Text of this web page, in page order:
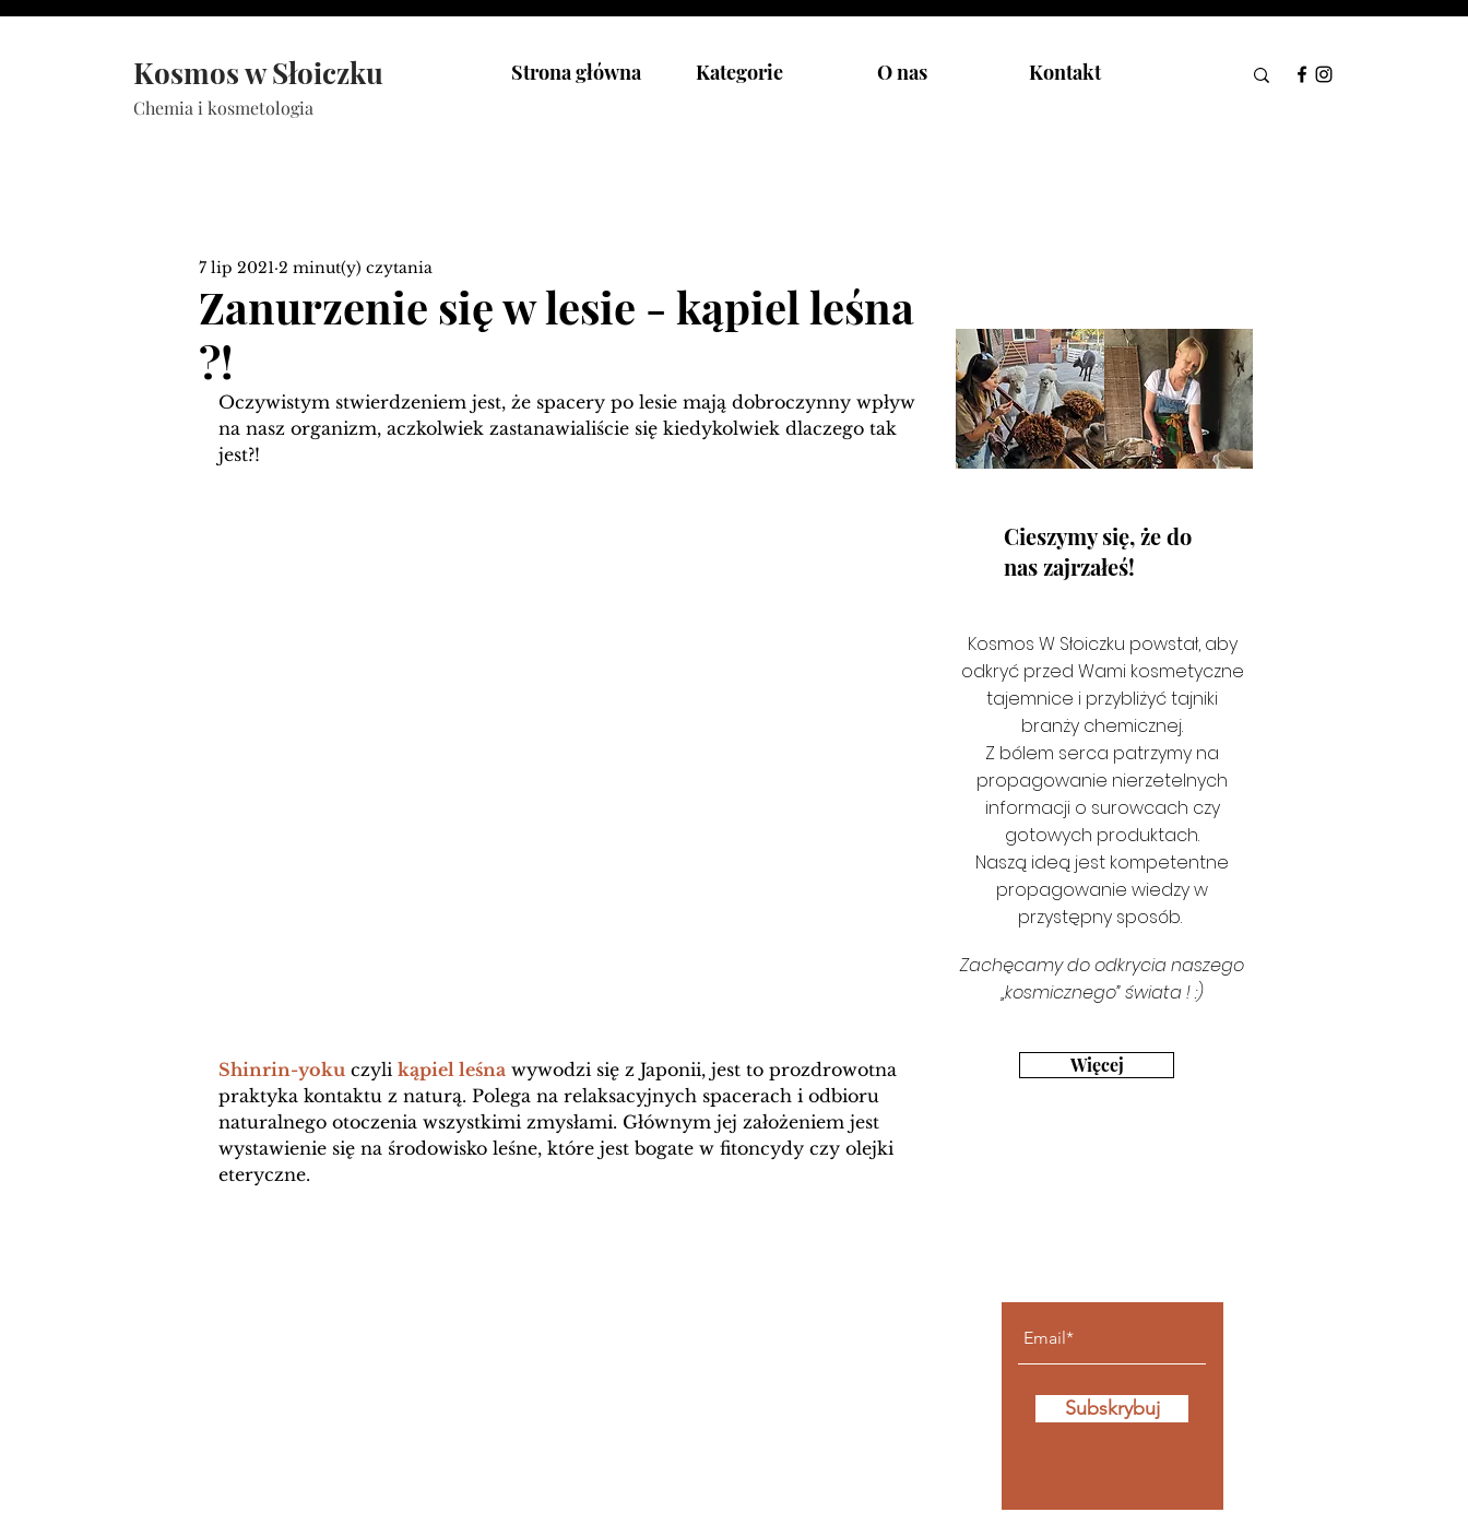
Kosmos w Słoiczku
Chemia i kosmetologia
Strona główna Kategorie O nas Kontakt
Zanurzenie się w lesie - kąpiel leśna
?!
7 lip 2021 2 minut(y) czytania
Oczywistym stwierdzeniem jest, że spacery po lesie mają dobroczynny wpływ
na nasz organizm, aczkolwiek zastanawialiście się kiedykolwiek dlaczego tak
jest?!
Shinrin-yoku czyli kąpiel leśna wywodzi się z Japonii, jest to prozdrowotna
praktyka kontaktu z naturą. Polega na relaksacyjnych spacerach i odbioru
naturalnego otoczenia wszystkimi zmysłami. Głównym jej założeniem jest
wystawienie się na środowisko leśne, które jest bogate w fitoncydy czy olejki
eteryczne.
Cieszymy się, że do
nas zajrzałeś!
Kosmos W Słoiczku powstał, aby
odkryć przed Wami kosmetyczne
tajemnice i przybliżyć tajniki
branży chemicznej.
Z bólem serca patrzymy na
propagowanie nierzetelnych
informacji o surowcach czy
gotowych produktach.
Naszą ideą jest kompetentne
propagowanie wiedzy w
przystępny sposób.
Zachęcamy do odkrycia naszego
„kosmicznego” świata ! :)
Więcej
Subskrybuj